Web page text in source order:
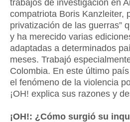
trabajos de investigación en
compatriota Boris Kanzleiter,
privatización de las guerras”
y ha merecido varias
adaptadas a determinados
meses. Trabajó
Colombia. En este último
el fenómeno de la violencia
¡OH! explica sus razones y
¡OH!: ¿Cómo surgió su